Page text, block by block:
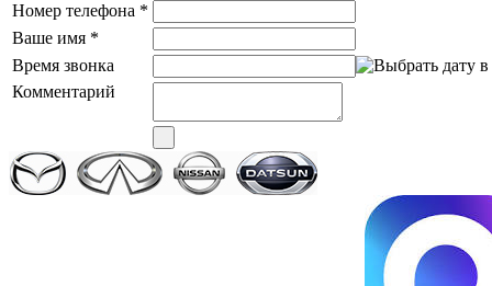
Номер телефона *
Ваше имя *
Время звонка
Комментарий